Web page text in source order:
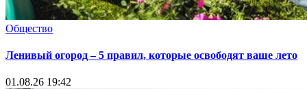
Общество
Ленивый огород – 5 правил, которые освободят ваше лето
01.08.26 19:42